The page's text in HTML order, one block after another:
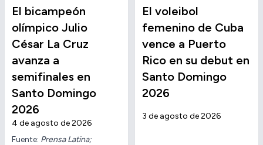
El bicampeón
olímpico Julio
César La Cruz
avanza a
semifinales en
Santo Domingo
2026
4 de agosto de 2026
Fuente: Prensa Latina;
El voleibol
femenino de Cuba
vence a Puerto
Rico en su debut en
Santo Domingo
2026
3 de agosto de 2026